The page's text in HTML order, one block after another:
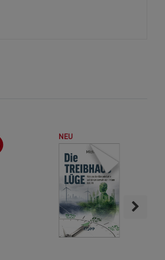
NEU